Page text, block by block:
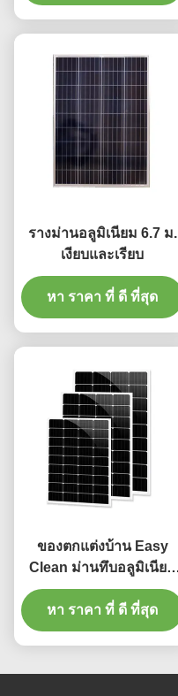
รางม่านอลูมิเนียม 6.7 ม.
เงียบและเรียบ
หา ราคา ที่ ดี ที่สุด
ของตกแต่งบ้าน Easy
Clean ม่านทึบอลูมิเนียม
ราง 4m
หา ราคา ที่ ดี ที่สุด